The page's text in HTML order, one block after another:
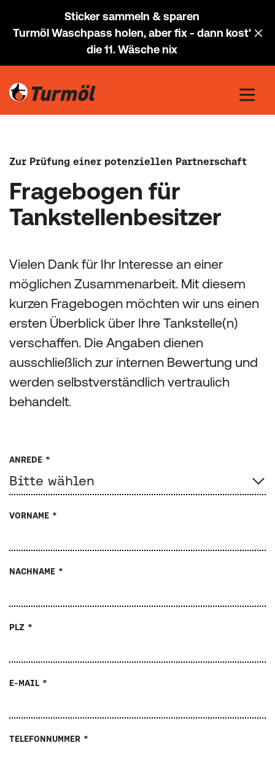
Sticker sammeln & sparen
Turmöl Waschpass holen, aber fix - dann kost'
die 11. Wäsche nix
Zur Prüfung einer potenziellen Partnerschaft
Fragebogen für
Tankstellenbesitzer
Vielen Dank für Ihr Interesse an einer
möglichen Zusammenarbeit. Mit diesem
kurzen Fragebogen möchten wir uns einen
ersten Überblick über Ihre Tankstelle(n)
verschaffen. Die Angaben dienen
ausschließlich zur internen Bewertung und
werden selbstverständlich vertraulich
behandelt.
ANREDE *
VORNAME *
NACHNAME *
PLZ *
E-MAIL *
TELEFONNUMMER *